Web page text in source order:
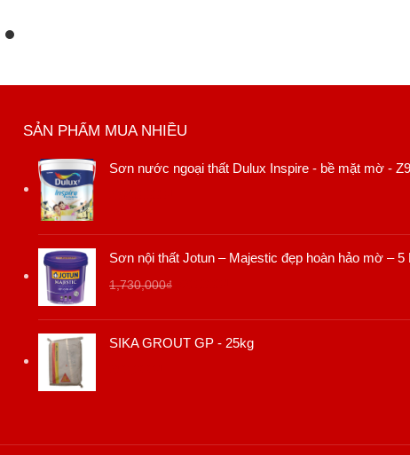
SẢN PHẨM MUA NHIỀU
Sơn nước ngoại thất Dulux Inspire - bề mặt mờ -
Sơn nội thất Jotun – Majestic đẹp hoàn hảo mờ – 5
1,730,000₫
1,730,000₫.
là:
SIKA GROUT GP - 25kg